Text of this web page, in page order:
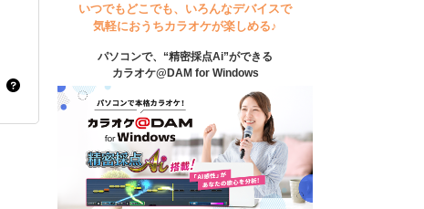
プレミアムサービス
DAM★とも動画
DAM★とも録音
カラオケ＠DAM
ユーザー検索
いつでもどこでも、いろんなデバイスで
気軽におうちカラオケが楽しめる♪
パソコンで、“精密採点Ai”ができる
カラオケ@DAM for Windows